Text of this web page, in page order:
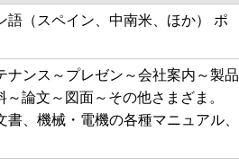
語（スペイン、中南米、ほか） ポ
ンス～プレゼン～会社案内～製品
論文～図面～その他さまざま。
、機械・電機の各種マニュアル、